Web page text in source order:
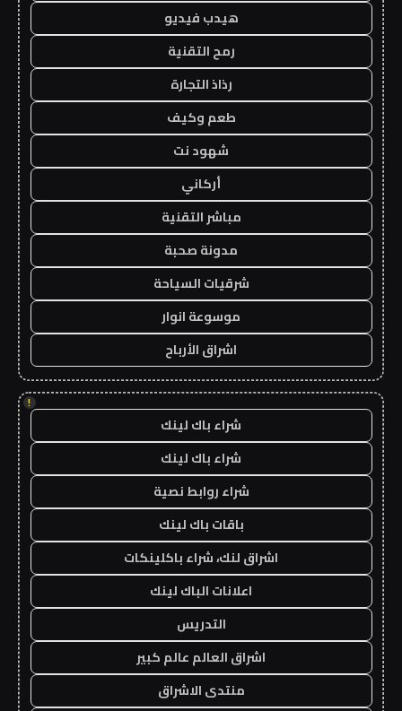
هيدب فيديو
رمح التقنية
رذاذ التجارة
طعم وكيف
شهود نت
أركاني
مباشر التقنية
مدونة صحبة
شرقيات السياحة
موسوعة انوار
اشراق الأرباح
!
شراء باك لينك
شراء باك لينك
شراء روابط نصية
باقات باك لينك
اشراق لنك، شراء باكلينكات
اعلانات الباك لينك
التدريس
اشراق العالم عالم كبير
منتدى الاشراق